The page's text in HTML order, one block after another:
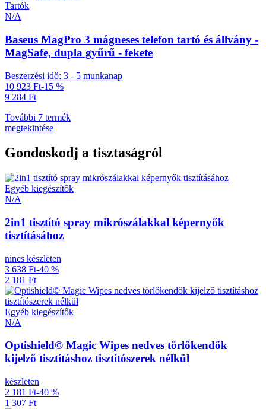
Tartók
N/A
Baseus MagPro 3 mágneses telefon tartó és állvány -
MagSafe, dupla gyűrű - fekete
Beszerzési idő: 3 - 5 munkanap
10 923 Ft-15 %
9 284 Ft
További 7 termék
megtekintése
Gondoskodj a tisztaságról
Egyéb kiegészítők
N/A
2in1 tisztító spray mikrószálakkal képernyők
tisztításához
nincs készleten
3 638 Ft-40 %
2 181 Ft
Egyéb kiegészítők
N/A
Optishield© Magic Wipes nedves törlőkendők
kijelző tisztításhoz tisztítószerek nélkül
készleten
2 181 Ft-40 %
1 307 Ft